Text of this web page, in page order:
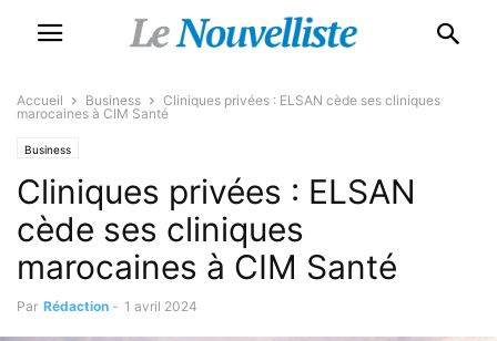
Accueil Business
Cliniques privées : ELSAN cède ses cliniques
marocaines à CIM Santé
Business
Cliniques privées : ELSAN
cède ses cliniques
marocaines à CIM Santé
Par Rédaction - 1 avril 2024